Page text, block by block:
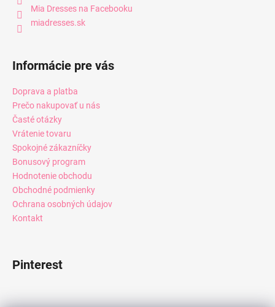
Mia Dresses na Facebooku
miadresses.sk
Informácie pre vás
Doprava a platba
Prečo nakupovať u nás
Časté otázky
Vrátenie tovaru
Spokojné zákazníčky
Bonusový program
Hodnotenie obchodu
Obchodné podmienky
Ochrana osobných údajov
Kontakt
Pinterest